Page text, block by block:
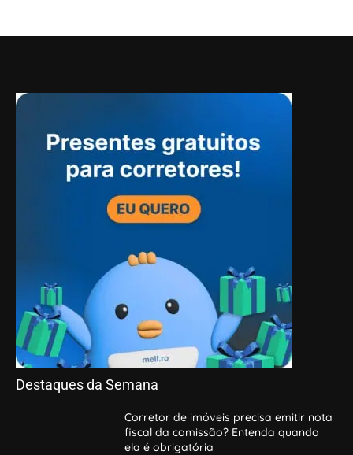
Destaques da Semana
Corretor de imóveis precisa emitir nota
fiscal da comissão? Entenda quando
ela é obrigatória